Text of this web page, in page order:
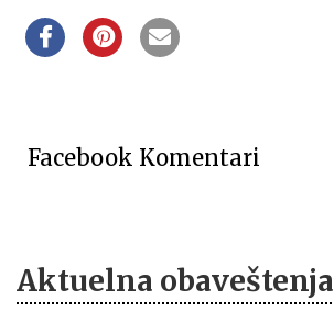
Facebook Komentari
Aktuelna obaveštenja